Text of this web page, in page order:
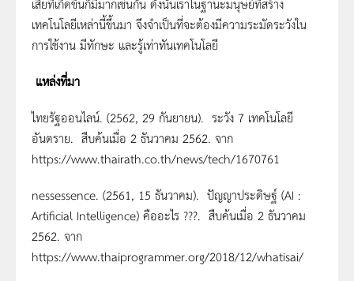
เทคโนโลยีเหล่านี้ขึ้นมา จึงจำเป็นที่จะต้องมีความระมัดระวังใน
การใช้งาน มีทักษะ และรู้เท่าทันเทคโนโลยี
แหล่งที่มา
ไทยรัฐออนไลน์. (2562, 29 กันยายน). ระวัง 7 เทคโนโลยี
อันตราย. สืบค้นเมื่อ 2 ธันวาคม 2562. จาก
https://www.thairath.co.th/news/tech/1670761
nessessence. (2561, 15 ธันวาคม). ปัญญาประดิษฐ์ (AI :
Artificial Intelligence) คืออะไร ???. สืบค้นเมื่อ 2 ธันวาคม
2562. จาก
https://www.thaiprogrammer.org/2018/12/whatisai/